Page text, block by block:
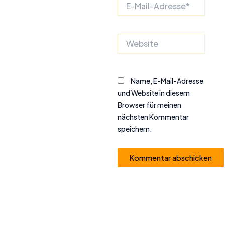
Mail-
Name, E-Mail-Adresse
und Website in diesem
Browser für meinen
nächsten Kommentar
speichern.